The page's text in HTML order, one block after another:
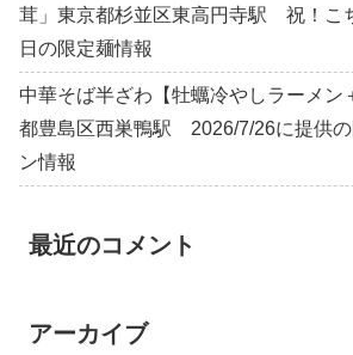
茸」東京都杉並区東高円寺駅 祝！こ
日の限定麺情報
中華そば半ざわ【牡蠣冷やしラーメン
都豊島区西巣鴨駅 2026/7/26に提供の
ン情報
最近のコメント
アーカイブ